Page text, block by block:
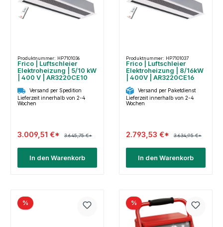
Produktnummer: HP7101036
Frico | Luftschleier
Elektroheizung | 5/10 kW
| 400 V | AR3220CE10
Versand per Spedition
Lieferzeit innerhalb von 2-4
Wochen
3.009,51 €* 3.645,75 €*
In den Warenkorb
Produktnummer: HP7101037
Frico | Luftschleier
Elektroheizung | 8/16kW
| 400V | AR3220CE16
Versand per Paketdienst
Lieferzeit innerhalb von 2-4
Wochen
2.793,53 €* 3.634,95 €*
In den Warenkorb
% %